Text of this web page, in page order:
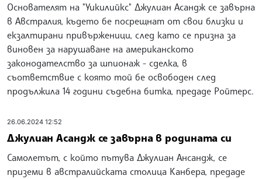
Основателят на "Уикилийкс" Джулиан Асандж се завърна
в Австралия, където бе посрещнат от свои близки и
екзалтирани привърженици, след като се призна за
виновен за нарушаване на американското
законодателство за шпионаж - сделка, в
съответствие с която той бе освободен след
продължила 14 години съдебна битка, предаде Ройтерс.
26.06.2024 12:52
Джулиан Асандж се завърна в родината си
Самолетът, с който пътува Джулиан Ансандж, се
приземи в австралийската столица Канбера, предаде